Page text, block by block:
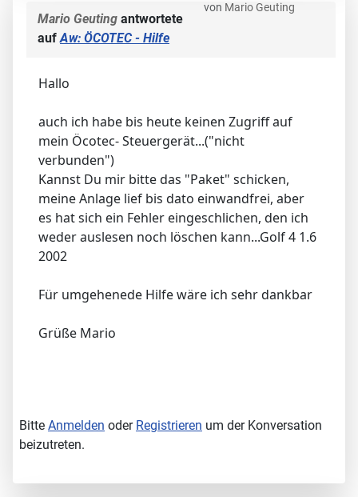
von Mario Geuting
Mario Geuting antwortete
aufAw: ÖCOTEC - Hilfe
Hallo
auch ich habe bis heute keinen Zugriff auf
mein Öcotec- Steuergerät...("nicht
verbunden")
Kannst Du mir bitte das "Paket" schicken,
meine Anlage lief bis dato einwandfrei, aber
es hat sich ein Fehler eingeschlichen, den ich
weder auslesen noch löschen kann...Golf 4 1.6
2002
Für umgehenede Hilfe wäre ich sehr dankbar
Grüße Mario
Bitte Anmelden oder Registrieren um der Konversation
beizutreten.